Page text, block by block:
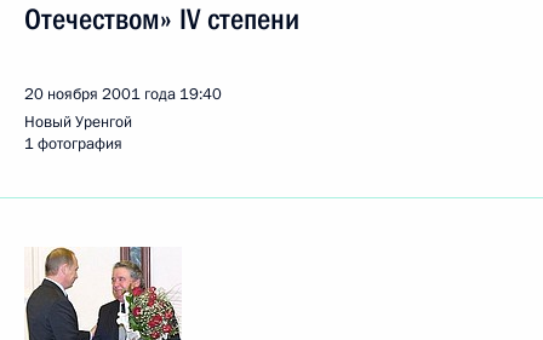
Отечеством» IV степени
20 ноября 2001 года 19:40
Новый Уренгой
1 фотография